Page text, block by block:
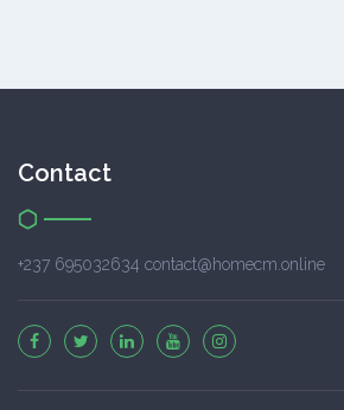
Contact
+237 695032634 contact@homecm.online